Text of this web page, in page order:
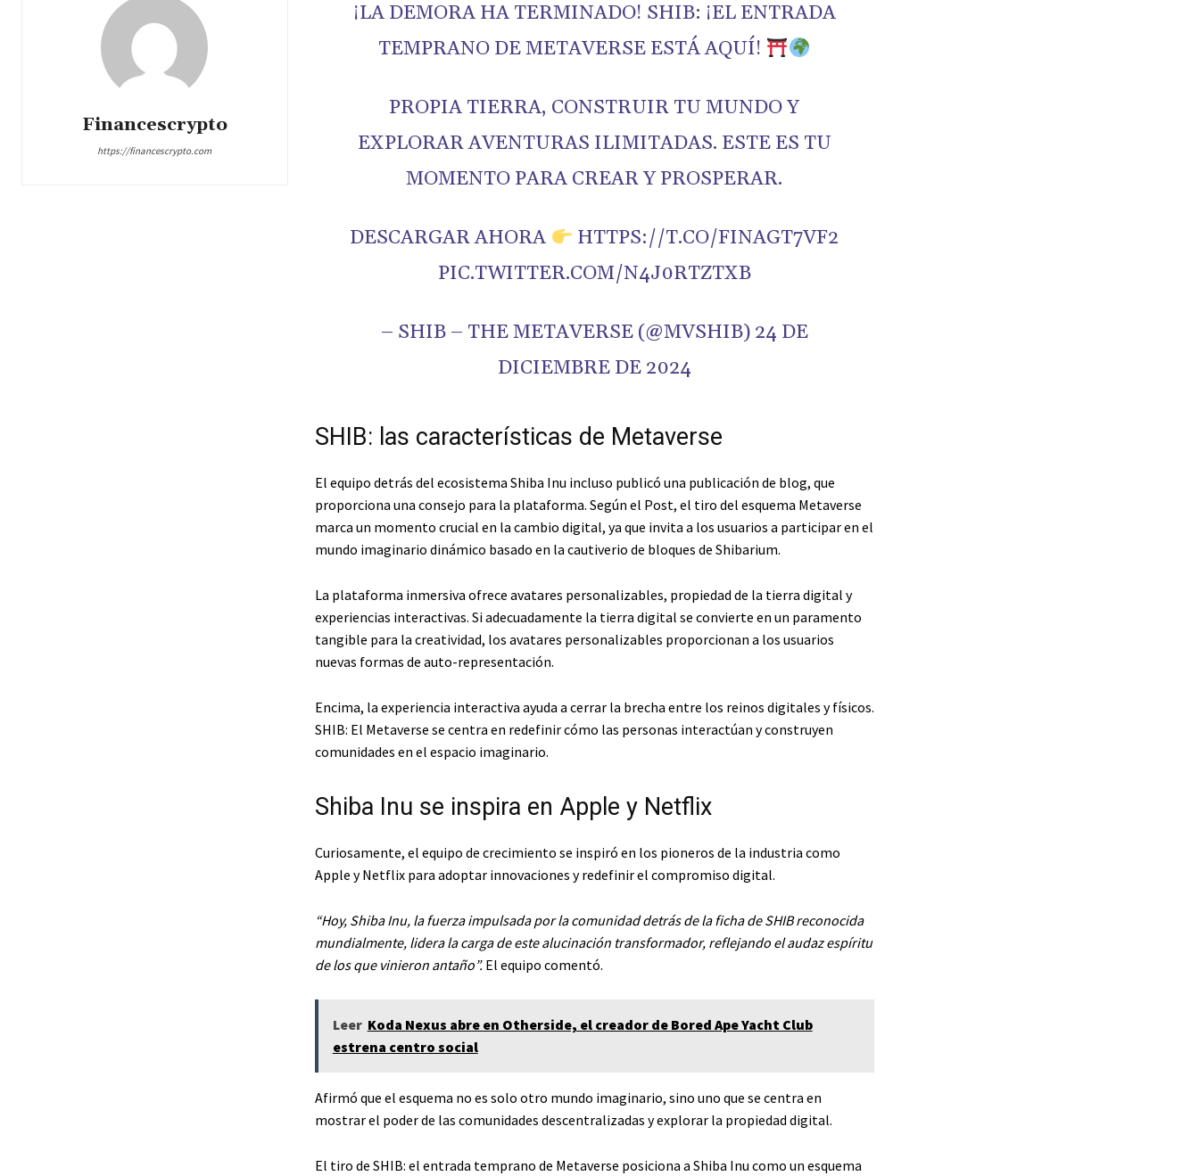
Financescrypto
https://financescrypto.com
¡LA DEMORA HA TERMINADO! SHIB: ¡EL ENTRADA
TEMPRANO DE METAVERSE ESTÁ AQUÍ!
PROPIA TIERRA, CONSTRUIR TU MUNDO Y
EXPLORAR AVENTURAS ILIMITADAS. ESTE ES TU
MOMENTO PARA CREAR Y PROSPERAR.
DESCARGAR AHORA
HTTPS://T.CO/FINAGT7VF2
PIC.TWITTER.COM/N4J0RTZTXB
– SHIB – THE METAVERSE (@MVSHIB) 24 DE
DICIEMBRE DE 2024
SHIB: las características de Metaverse
El equipo detrás del ecosistema Shiba Inu incluso publicó una publicación de blog, que
proporciona una consejo para la plataforma. Según el Post, el tiro del esquema Metaverse
marca un momento crucial en la cambio digital, ya que invita a los usuarios a participar en el
mundo imaginario dinámico basado en la cautiverio de bloques de Shibarium.
La plataforma inmersiva ofrece avatares personalizables, propiedad de la tierra digital y
experiencias interactivas. Si adecuadamente la tierra digital se convierte en un paramento
tangible para la creatividad, los avatares personalizables proporcionan a los usuarios
nuevas formas de auto-representación.
Encima, la experiencia interactiva ayuda a cerrar la brecha entre los reinos digitales y físicos.
SHIB: El Metaverse se centra en redefinir cómo las personas interactúan y construyen
comunidades en el espacio imaginario.
Shiba Inu se inspira en Apple y Netflix
Curiosamente, el equipo de crecimiento se inspiró en los pioneros de la industria como
Apple y Netflix para adoptar innovaciones y redefinir el compromiso digital.
“Hoy, Shiba Inu, la fuerza impulsada por la comunidad detrás de la ficha de SHIB reconocida
mundialmente, lidera la carga de este alucinación transformador, reflejando el audaz espíritu
de los que vinieron antaño”.El equipo comentó.
Leer Koda Nexus abre en Otherside, el creador de Bored Ape Yacht Club
estrena centro social
Afirmó que el esquema no es solo otro mundo imaginario, sino uno que se centra en
mostrar el poder de las comunidades descentralizadas y explorar la propiedad digital.
El tiro de SHIB: el entrada temprano de Metaverse posiciona a Shiba Inu como un esquema